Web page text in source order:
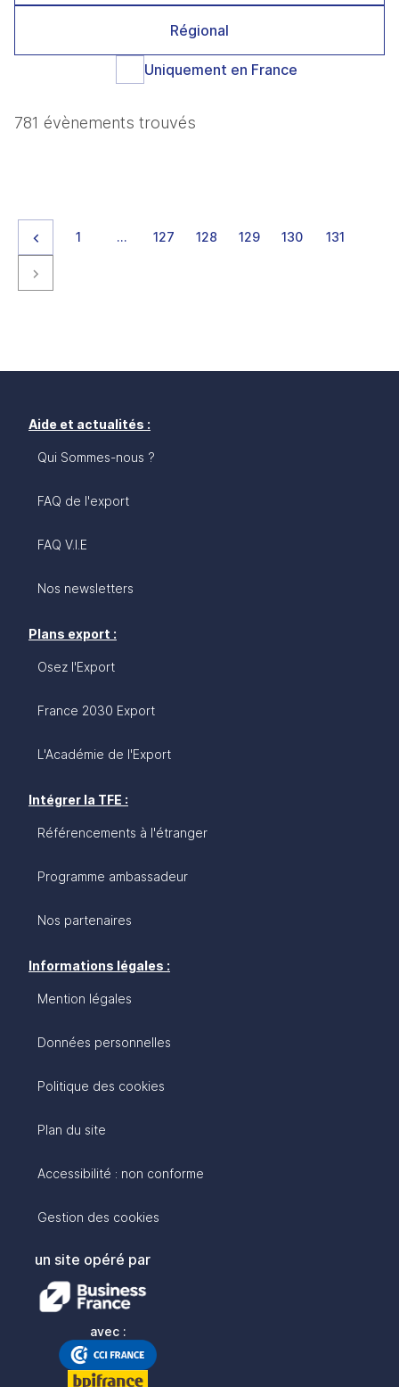
Régional
Uniquement en France
781 évènements trouvés
Page précédente
page
1 … page
127 page
128 page
129 page
130 page
131
Aide et actualités :
Qui Sommes-nous ?
FAQ de l'export
FAQ V.I.E
Nos newsletters
Plans export :
Osez l'Export
France 2030 Export
L'Académie de l'Export
Intégrer la TFE :
Référencements à l'étranger
Programme ambassadeur
Nos partenaires
Informations légales :
Mention légales
Données personnelles
Politique des cookies
Plan du site
Accessibilité : non conforme
Gestion des cookies
un site opéré par
avec :